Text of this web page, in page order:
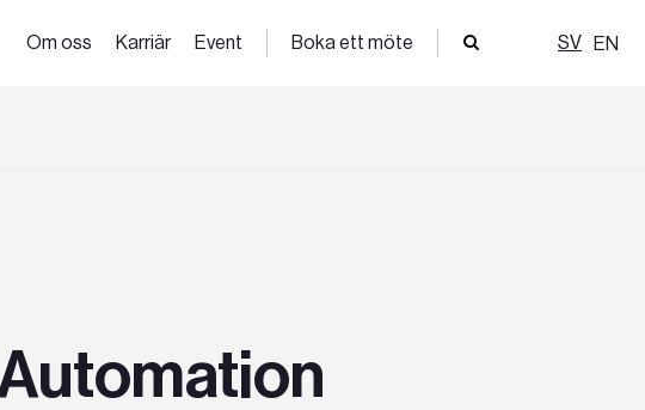
Om oss Karriär Event Boka ett möte SV EN